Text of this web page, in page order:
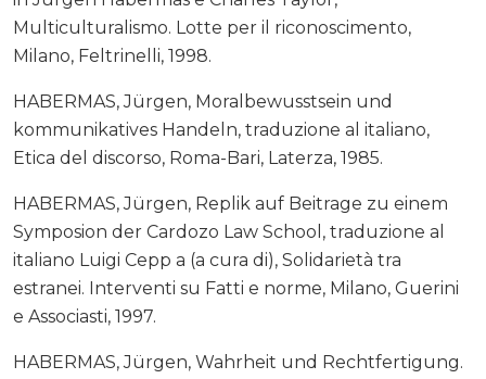
Multiculturalismo. Lotte per il riconoscimento,
Milano, Feltrinelli, 1998.
HABERMAS, Jürgen, Moralbewusstsein und
kommunikatives Handeln, traduzione al italiano,
Etica del discorso, Roma-Bari, Laterza, 1985.
HABERMAS, Jürgen, Replik auf Beitrage zu einem
Symposion der Cardozo Law School, traduzione al
italiano Luigi Cepp a (a cura di), Solidarietà tra
estranei. Interventi su Fatti e norme, Milano, Guerini
e Associasti, 1997.
HABERMAS, Jürgen, Wahrheit und Rechtfertigung.